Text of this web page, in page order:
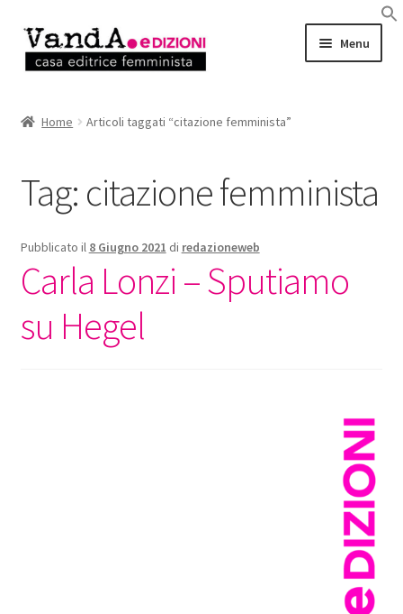
Vai
alla
Vai
al
Menu
AUTRICI e AUTORI
EVENTI
RASSEGNA STAMPA
CHI SIAMO
Home Articoli taggati “citazione femminista”
Tag: citazione femminista
Pubblicato il 8 Giugno 2021 di redazioneweb
Carla Lonzi – Sputiamo
su Hegel